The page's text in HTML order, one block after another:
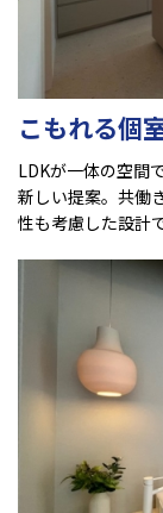
こもれる個
LDKが一体の空間
新しい提案。共働
性も考慮した設計で